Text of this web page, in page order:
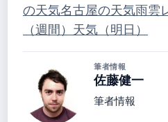
の天気名古屋の天気雨雲
（週間） 天気（明日）
筆者情報
佐藤健一
筆者情報